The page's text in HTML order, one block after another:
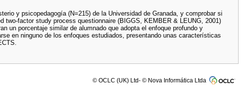
y psicopedagogía (N=215) de la Universidad de Granada, y comprobar si
factor study process questionnaire (BIGGS, KEMBER & LEUNG, 2001)
un porcentaje similar de alumnado que adopta el enfoque profundo y
en ninguno de los enfoques estudiados, presentando unas características
© OCLC (UK) Ltd- © Nova Informática Ltda